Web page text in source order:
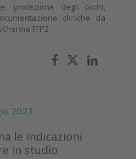
protezione degli occhi,
cliniche da
FFP2
2023
le indicazioni
in studio